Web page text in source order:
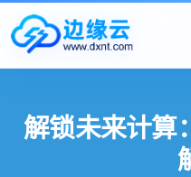
解锁未来计算